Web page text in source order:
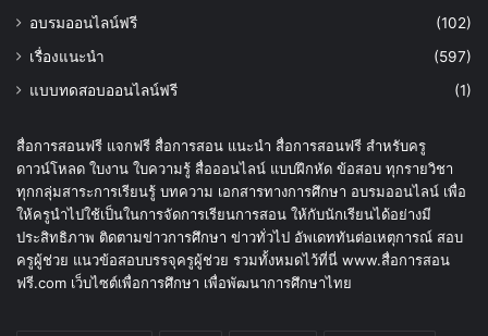
อบรมออนไลน์ฟรี
(102)
เรื่องแนะนำ
(597)
แบบทดสอบออนไลน์ฟรี
(1)
สื่อการสอนฟรี แจกฟรี สื่อการสอน แนะนำ สื่อการสอนฟรี สำหรับครู
ดาวน์โหลด ใบงาน ใบความรู้ สื่อออนไลน์ แบบฝึกหัด ข้อสอบ ทุกรายวิชา
ทุกกลุ่มสาระการเรียนรู้ บทความ เอกสารทางการศึกษา อบรมออนไลน์ เพื่อ
ให้ครูนำไปใช้เป็นในการจัดการเรียนการสอน ให้กับนักเรียนได้อย่างมี
ประสิทธิภาพ ติดตามข่าวการศึกษา ข่าวทั่วไป อัพเดททันต่อเหตุการณ์ สอบ
ครูผู้ช่วย แนวข้อสอบบรรจุครูผู้ช่วย รวมทั้งหมดไว้ที่นี่ www.สื่อการสอน
ฟรี.com เว็บไซต์เพื่อการศึกษา เพื่อพัฒนาการศึกษาไทย